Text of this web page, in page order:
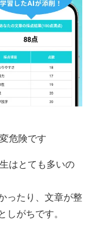
危険です
はとても多いの
ったり、文章が整
しがちです。